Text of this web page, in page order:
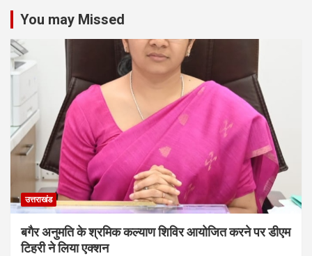
You may Missed
उत्तराखंड
बगैर अनुमति के श्रमिक कल्याण शिविर आयोजित करने पर डीएम
टिहरी ने लिया एक्शन